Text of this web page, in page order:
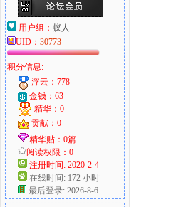
用户组： 蚁人
UID： 30773
积分信息:
浮云：778
金钱：63
精华：0
贡献：0
精华贴：0篇
阅读权限：0
注册时间: 2020-2-4
在线时间: 172 小时
最后登录: 2026-8-6